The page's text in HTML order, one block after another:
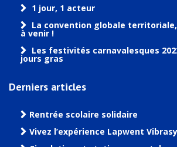
1 jour, 1 acteur
La convention globale
à venir !
Les festivités carnavalesques
jours gras
Derniers articles
Rentrée scolaire solidaire
Vivez l’expérience Lapwent